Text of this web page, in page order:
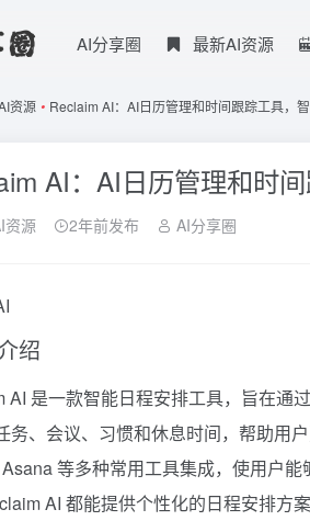
AI分享圈 最新AI资源
资源 • Reclaim AI：AI日历管理和时间跟踪工具，
AI：AI日历管理和时
资源 2年前发布 AI分享圈
绍
AI 是一款智能日程安排工具，旨在通
务、会议、习惯和休息时间，帮助用
等多种常用工具集成，使用户
AI 都能提供个性化的日程安排方